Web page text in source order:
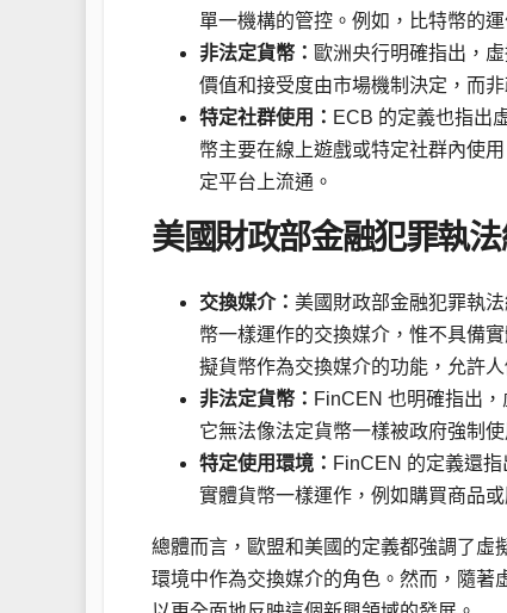
單一機構的管控。例如，比特幣的
非法定貨幣： 歐洲央行明確指出，
價值和接受度由市場機制決定，而非
特定社群使用： ECB 的定義也指出
幣主要在線上遊戲或特定社群內使
定平台上流通。
美國財政部金融犯罪執
交換媒介： 美國財政部金融犯罪執
幣一樣運作的交換媒介，惟不具備
擬貨幣作為交換媒介的功能，允許
非法定貨幣： FinCEN 也明確指出
它無法像法定貨幣一樣被政府強制使
特定使用環境： FinCEN 的定義還
實體貨幣一樣運作，例如購買商品
總體而言，歐盟和美國的定義都強調了虛
環境中作為交換媒介的角色。然而，隨著